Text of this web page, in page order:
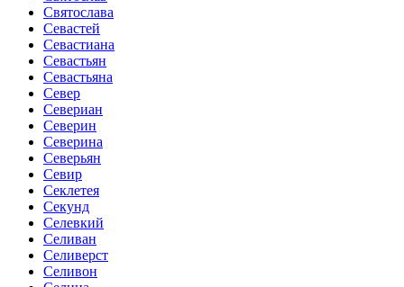
Святослава
Севастей
Севастиана
Севастьян
Севастьяна
Север
Севериан
Северин
Северина
Северьян
Севир
Секлетея
Секунд
Селевкий
Селиван
Селиверст
Селивон